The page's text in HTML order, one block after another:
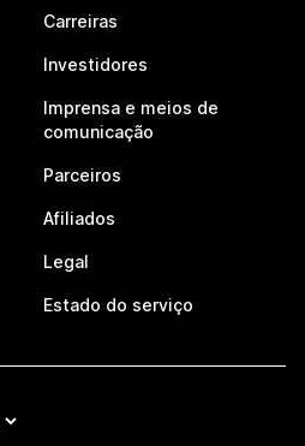
Carreiras
Investidores
Imprensa e meios de
comunicação
Parceiros
Afiliados
Legal
Estado do serviço